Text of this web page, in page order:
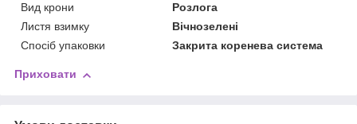
Вид крони
Розлога
Листя взимку
Вічнозелені
Спосіб упаковки
Закрита коренева система
Приховати